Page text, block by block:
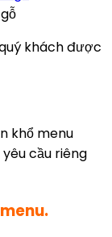
khách được
khổ menu
cầu riêng